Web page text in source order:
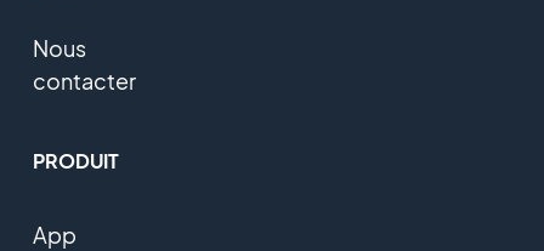
Nous
contacter
PRODUIT
App